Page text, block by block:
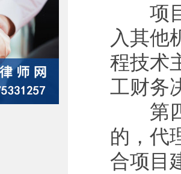
项目
入其他
程技术
工财务
第四
的，代
合项目